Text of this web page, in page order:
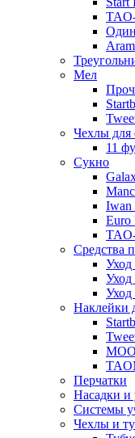
Мел
Чехлы для
11
Сукно
Iwan
Euro
Средства
Уход
Уход
Уход
Наклейки
Перчатки
Насадки и
Системы
Чехлы и